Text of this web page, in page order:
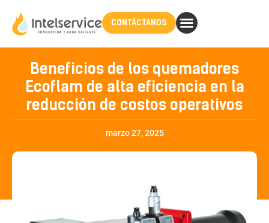
CONTÁCTANOS
Beneficios de los quemadores
Ecoflam de alta eficiencia en la
reducción de costos operativos
marzo 27, 2025